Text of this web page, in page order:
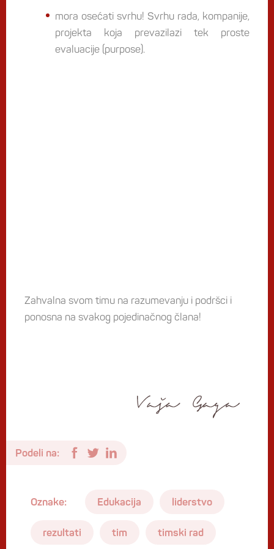
mora osećati svrhu! Svrhu rada, kompanije,
projekta koja prevazilazi tek proste
evaluacije (purpose).
Zahvalna svom timu na razumevanju i podršci i
ponosna na svakog pojedinačnog člana!
Podeli na:
Oznake: Edukacija liderstvo
rezultati tim timski rad